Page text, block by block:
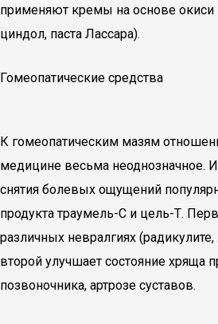
применяют кремы на основе окиси
циндол, паста Лассара).
Гомеопатические средства
К гомеопатическим мазям
медицине весьма неоднозначное.
снятия болевых ощущений
продукта траумель-С и цель-Т.
различных невралгиях
второй улучшает состояние хряща
позвоночника, артрозе суставов.